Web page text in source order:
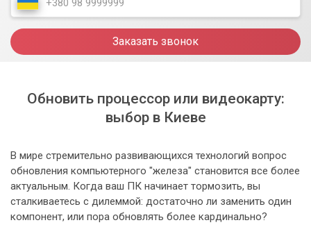
Заказать звонок
Обновить процессор или видеокарту:
выбор в Киеве
В мире стремительно развивающихся технологий вопрос
обновления компьютерного "железа" становится все более
актуальным. Когда ваш ПК начинает тормозить, вы
сталкиваетесь с дилеммой: достаточно ли заменить один
компонент, или пора обновлять более кардинально?